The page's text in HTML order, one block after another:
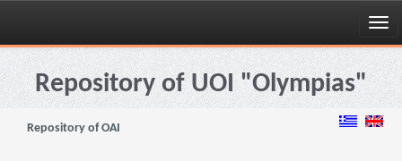
Skip
navigationRepository of UOI "Olympias"
Repository of OAI